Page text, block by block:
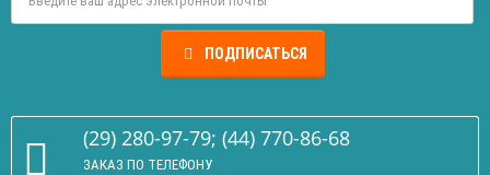
ПОДПИСАТЬСЯ
(29) 280-97-79; (44) 770-86-68
ЗАКАЗ ПО ТЕЛЕФОНУ